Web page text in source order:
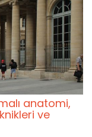
anatomi,
ve